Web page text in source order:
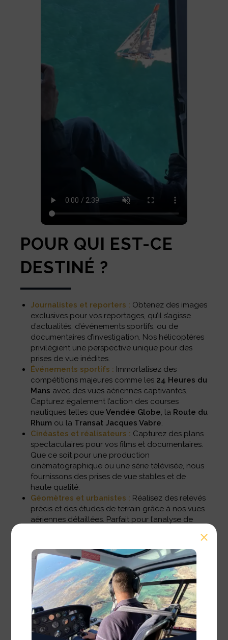
POUR QUI EST-CE
DESTINÉ ?
Journalistes et reporters : Obtenez des images
exclusives pour vos reportages, qu’il s’agisse
d’actualités, d’événements sportifs, ou de
documentaires d’investigation. Nos hélicoptères
privilégient une perspective unique pour des
prises de vue inédites.
Événements sportifs : Immortalisez des
compétitions majeures comme les 24 Heures du
Mans avec des vues aériennes captivantes.
Capturez également l’action des courses
nautiques telles que Vendée Globe, la Route du
Rhum ou la Transat Jacques Vabre.
Cinéastes et réalisateurs : Capturez des plans
spectaculaires pour vos films et documentaires.
Que ce soit pour une production
cinématographique ou une série télévisée, nous
fournissons des prises de vue stables et de
haute qualité.
Géomètres et urbanistes : Réalisez des relevés
précis et des études de terrain grâce à nos vues
aériennes détaillées. Parfait pour l’analyse de
Chercheurs et scientifiques:Utilisez nos
services pour des études environnementales,
l’observation de la faune et de la flore, ou des
projets de recherche en géographie et
géologie.
Publicitaires et créateurs de contenu :Créez
des campagnes visuellement impressionnantes
avec des images aériennes qui captivent et
inspirent votre audience.
⨯